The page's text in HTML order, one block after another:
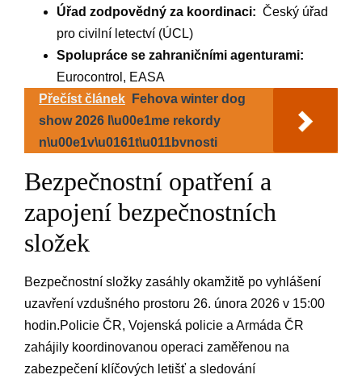
Úřad ‍zodpovědný ⁢za koordinaci: ⁣ Český​ úřad
‍pro ⁤civilní‍ letectví (ÚCL)
Spolupráce​ se zahraničními agenturami:
‌Eurocontrol, EASA
Přečíst článek
Fehova winter dog
show 2026 l\u00e1me rekordy
n\u00e1v\u0161t\u011bvnosti
Bezpečnostní opatření a
zapojení ‌bezpečnostních
složek
Bezpečnostní složky‍ zasáhly okamžitě ‍po ⁢vyhlášení
uzavření vzdušného prostoru 26. ⁢února⁢ 2026 v 15:00
⁢hodin.Policie‌ ČR, Vojenská ⁣policie⁤ a Armáda ČR
zahájily ⁢koordinovanou operaci zaměřenou na‌
zabezpečení klíčových letišť a sledování ​